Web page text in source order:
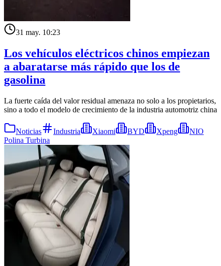
31 may. 10:23
Los vehículos eléctricos chinos empiezan
a abaratarse más rápido que los de
gasolina
La fuerte caída del valor residual amenaza no solo a los propietarios,
sino a todo el modelo de crecimiento de la industria automotriz china
Noticias Industria Xiaomi BYD Xpeng
NIO
Polina Turbina